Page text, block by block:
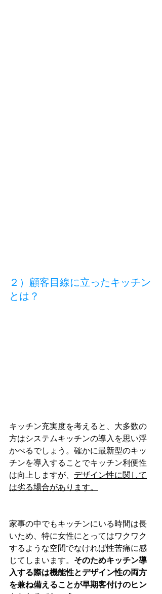
２）顧客目線に立ったキッチン
とは？
キッチン充実度を考えると、大多数の
方はシステムキッチンの導入を思い浮
かべるでしょう。確かに最新型のキッ
チンを導入することでキッチン利便性
は向上しますが、 デザイン性に関して
は劣る場合があります。
家事の中でもキッチンにいる時間は長
いため、特に女性にとってはワクワク
するような空間でなければ性苦痛に感
じてしまいます。 そのためキッチン導
入する際は機能性とデザイン性の両方
を兼ね備えることが早期客付けのヒン